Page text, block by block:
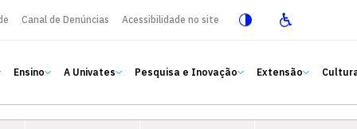
Canal de Denúncias Acessibilidade no site
Ensino A Univates Pesquisa e Inovação Extensão